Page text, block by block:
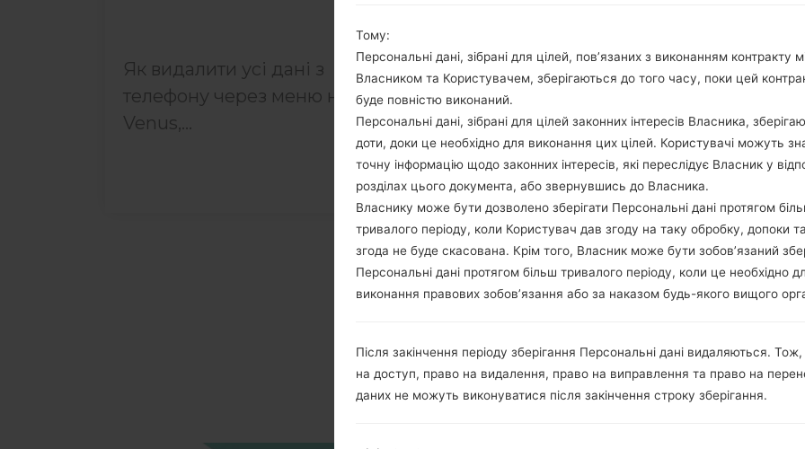
Як видалити усі дані з
телефону через меню на LG
Venus,...
Відео LGKP100(LGKP100)
Тому:
Персональні дані, зібрані для цілей, пов’язаних з виконанням контракту
Власником та Користувачем, зберігаються до того часу, поки цей
буде повністю виконаний.
Персональні дані, зібрані для цілей законних інтересів Власника,
доти, доки це необхідно для виконання цих цілей. Користувачі можуть
точну інформацію щодо законних інтересів, які переслідує Власник у
розділах цього документа, або звернувшись до Власника.
Власнику може бути дозволено зберігати Персональні дані протягом
тривалого періоду, коли Користувач дав згоду на таку обробку, допоки
згода не буде скасована. Крім того, Власник може бути зобов’язаний
Персональні дані протягом більш тривалого періоду, коли це необхідно
виконання правових зобов’язання або за наказом будь-якого вищого
Після закінчення періоду зберігання Персональні дані видаляються.
на доступ, право на видалення, право на виправлення та право на
даних не можуть виконуватися після закінчення строку зберігання.